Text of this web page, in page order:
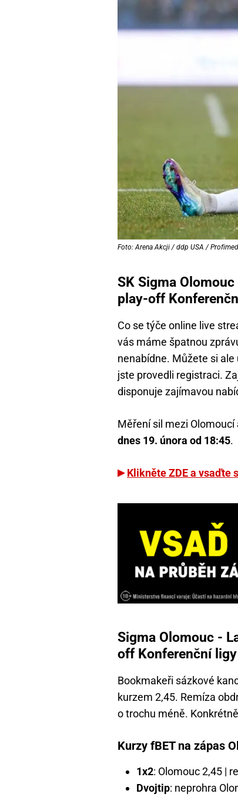
Foto: Arena Akcji / ddp USA /
SK Sigma
play-off
Co se týče online live
vás máme špatnou
nenabídne. Můžete si
jste provedli registraci.
disponuje zajímavou
Měření sil mezi
dnes 19. února od 18:45.
Klikněte ZDE a vsaďte
Sigma Olomouc -
off Konferenční
Bookmakeři sázkové
kurzem 2,45. Remíza
o trochu méně.
Kurzy fBET na zápas
1x2: Olomouc 2,45 |
Dvojtip: neprohra